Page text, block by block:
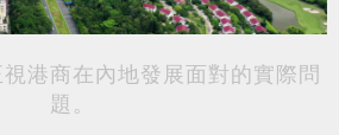
港商在內地發展面對的實際問
題。